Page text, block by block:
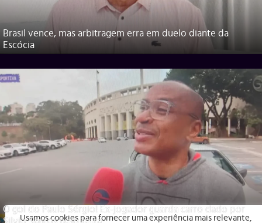
Brasil vence, mas arbitragem erra em duelo diante da
Escócia
O gol do Paulo Sérgio! Ex-jogador guarda carro dado por
Usamos cookies para fornecer uma experiência mais relevante,